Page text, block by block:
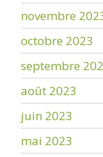
novembre
octobre 2023
septembre
août 2023
juin 2023
mai 2023